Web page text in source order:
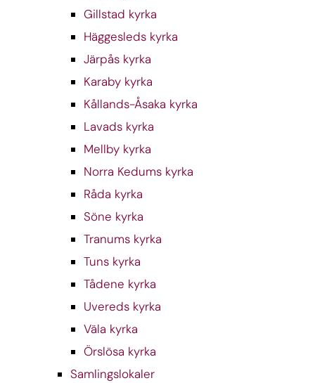
Gillstad kyrka
Häggesleds kyrka
Järpås kyrka
Karaby kyrka
Kållands-Åsaka kyrka
Lavads kyrka
Mellby kyrka
Norra Kedums kyrka
Råda kyrka
Söne kyrka
Tranums kyrka
Tuns kyrka
Tådene kyrka
Uvereds kyrka
Väla kyrka
Örslösa kyrka
Samlingslokaler